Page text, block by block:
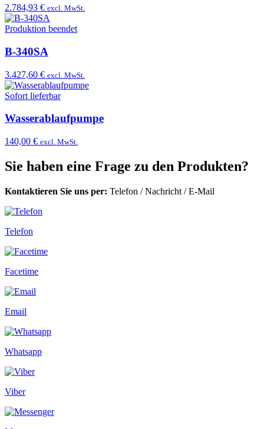
2.784,93 € excl. MwSt.
Produktion beendet
B-340SA
3.427,60 € excl. MwSt.
Sofort lieferbar
Wasserablaufpumpe
140,00 € excl. MwSt.
Sie haben eine Frage zu den Produkten?
Kontaktieren Sie uns per: Telefon /Nachricht /E-Mail
Telefon
Facetime
Email
Whatsapp
Viber